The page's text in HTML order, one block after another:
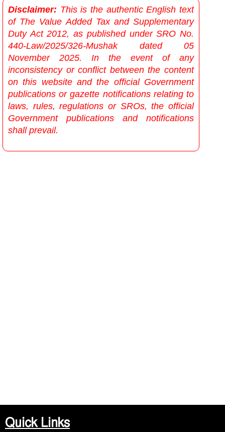
Disclaimer: This is the authentic English text
of The Value Added Tax and Supplementary
Duty Act 2012, as published under SRO No.
440-Law/2025/326-Mushak dated 05
November 2025. In the event of any
inconsistency or conflict between the content
on this website and the official Government
publications or gazette notifications relating to
laws, rules, regulations or SROs, the official
Government publications and notifications
shall prevail.
Quick Links